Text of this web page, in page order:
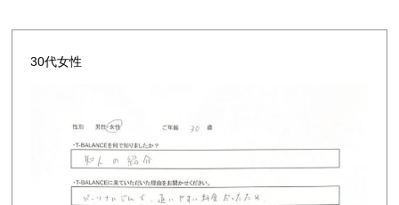
30代女性